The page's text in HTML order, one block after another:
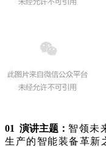
01 演讲主题： 智领未
生产的智能装备革新